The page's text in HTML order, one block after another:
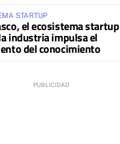
STARTUP
el ecosistema startup
industria impulsa el
del conocimiento